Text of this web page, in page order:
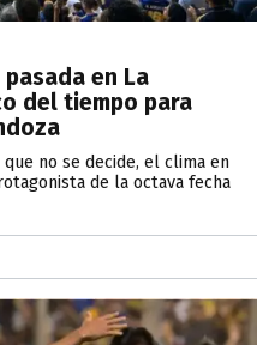
en La
del tiempo para
no se decide, el clima en
de la octava fecha